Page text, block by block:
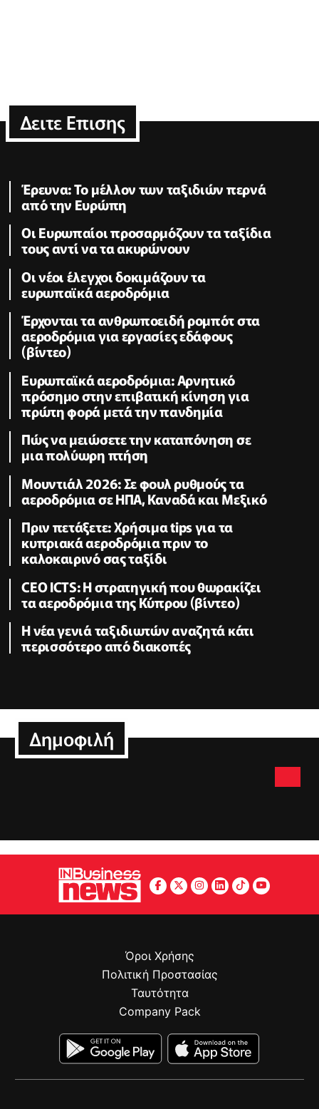
Δειτε Επισης
Έρευνα: Το μέλλον των ταξιδιών περνά
από την Ευρώπη
Οι Ευρωπαίοι προσαρμόζουν τα ταξίδια
τους αντί να τα ακυρώνουν
Οι νέοι έλεγχοι δοκιμάζουν τα
ευρωπαϊκά αεροδρόμια
Έρχονται τα ανθρωποειδή ρομπότ στα
αεροδρόμια για εργασίες εδάφους
(βίντεο)
Ευρωπαϊκά αεροδρόμια: Αρνητικό
πρόσημο στην επιβατική κίνηση για
πρώτη φορά μετά την πανδημία
Πώς να μειώσετε την καταπόνηση σε
μια πολύωρη πτήση
Μουντιάλ 2026: Σε φουλ ρυθμούς τα
αεροδρόμια σε ΗΠΑ, Καναδά και Μεξικό
Πριν πετάξετε: Χρήσιμα tips για τα
κυπριακά αεροδρόμια πριν το
καλοκαιρινό σας ταξίδι
CEO ICTS: Η στρατηγική που θωρακίζει
τα αεροδρόμια της Κύπρου (βίντεο)
Η νέα γενιά ταξιδιωτών αναζητά κάτι
περισσότερο από διακοπές
Δημοφιλή
Όροι Χρήσης
Πολιτική Προστασίας
Ταυτότητα
Company Pack